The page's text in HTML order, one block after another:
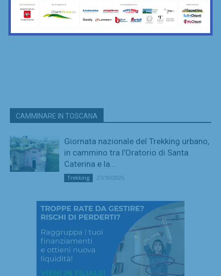
CAMMINARE IN TOSCANA
Giornata nazionale del Trekking urbano,
in cammino tra l’Oratorio di Santa
Caterina e la...
Trekking 27/10/2025